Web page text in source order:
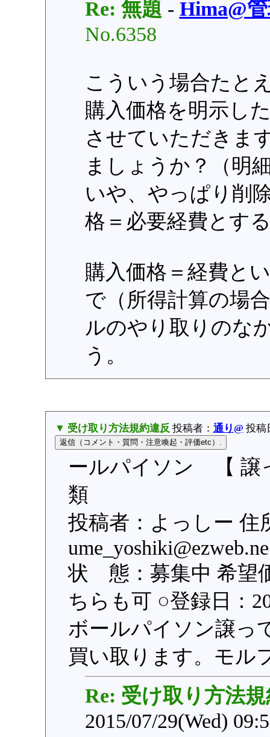
Re: 無題 - Hima@
No.6358
こういう場合たと
購入価格を明示し
させていただきま
ましょうか？（明
いや、やっぱり削
格＝必要経費とす
購入価格＝経費と
で（所得計算の場
ルのやり取りのな
う。
▼ 受け取り方法規約違反 投稿者： 通り@ 投稿
ールパイソン 【 譲
類
投稿者：よっしー 住
状 態：募集中 希望
ちらも可 ○登録日：
ボールパイソン譲っ
買い取ります。モル
Re: 受け取り方法
2015/07/29(Wed)